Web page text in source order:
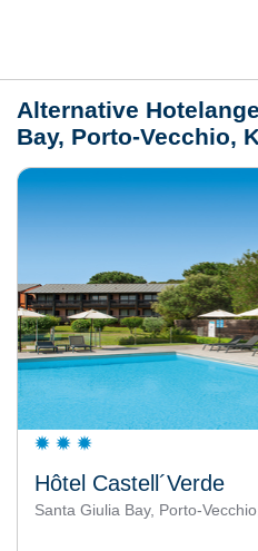
Alternative
Bay, Porto-Vecchio,
Hôtel Castell´Verde
Santa Giulia Bay, Porto-